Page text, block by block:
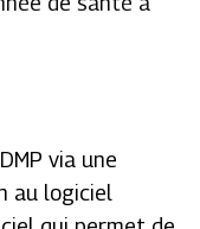
via une
au logiciel